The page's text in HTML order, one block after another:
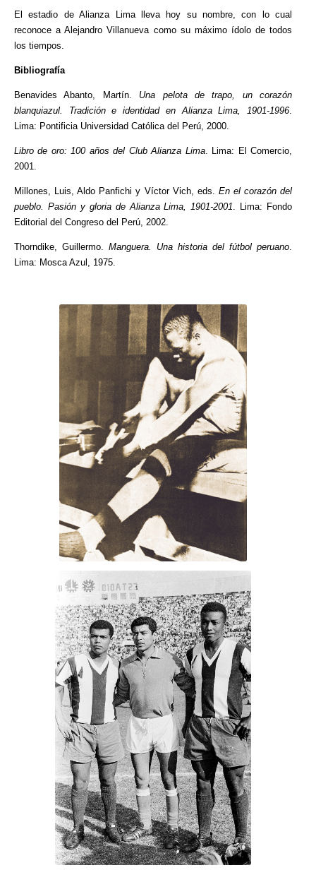
El estadio de Alianza Lima lleva hoy su nombre, con lo cual
reconoce a Alejandro Villanueva como su máximo ídolo de todos
los tiempos.
Bibliografía
Benavides Abanto, Martín. Una pelota de trapo, un corazón
blanquiazul. Tradición e identidad en Alianza Lima, 1901-1996
Lima: Pontificia Universidad Católica del Perú, 2000.
Libro de oro: 100 años del Club Alianza Lima. Lima: El Comercio,
2001.
Millones, Luis, Aldo Panfichi y Víctor Vich, eds. En el corazón del
pueblo. Pasión y gloria de Alianza Lima, 1901-2001 . Lima: Fondo
Editorial del Congreso del Perú, 2002.
Thorndike, Guillermo.Manguera. Una historia del fútbol peruano
Lima: Mosca Azul, 1975.